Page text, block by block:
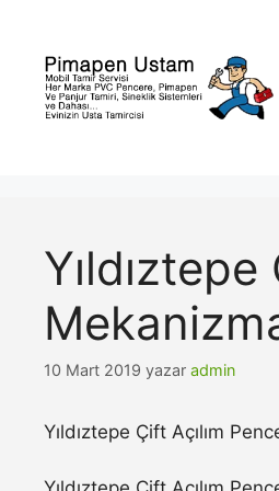
10 Mart 2019 yazar admin
Yıldıztepe Çift Açılım